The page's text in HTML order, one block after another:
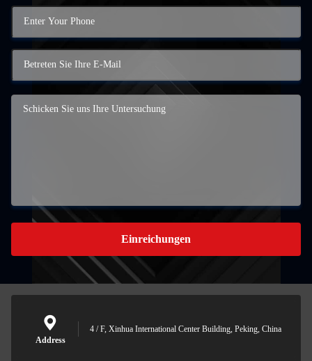
Einreichungen
Address
4 / F, Xinhua International Center Building, Peking, China